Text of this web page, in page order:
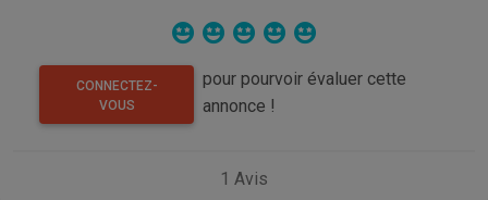
CONNECTEZ-
VOUS
pour pourvoir évaluer cette
annonce !
1 Avis